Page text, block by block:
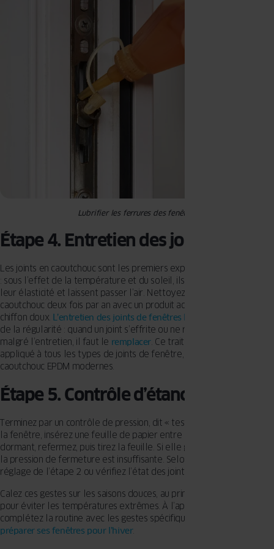
Lubrifier les ferrures des fenêtres
Étape 4. Entretien des joints
Les joints en caoutchouc sont les premiers exposés au vieillissement
: sous l’effet de la température et du soleil, ils durcissent, perdent
leur élasticité et laissent passer l’air. Nettoyez-les puis nourrissez le
caoutchouc deux fois par an avec un produit adapté, appliqué au
chiffon doux. L’entretien des joints de fenêtres PVC
de la régularité : quand un joint s’effrite ou ne reprend plus sa forme
malgré l’entretien, il faut le remplacer. Ce traitement doit être
appliqué à tous les types de joints de fenêtre, y compris les
caoutchouc EPDM modernes.
Étape 5.Contrôle d’étanchéité
Terminez par un contrôle de pression, dit « test du papier » : ouvrez
la fenêtre, insérez une feuille de papier entre l’ouvrant et le
dormant, refermez, puis tirez la feuille. Si elle glisse sans résistance,
la pression de fermeture est insuffisante. Selon le cas, reprenez le
réglage de l’étape 2 ou vérifiez l’état des joints de l’étape 4.
Calez ces gestes sur les saisons douces, au printemps et à l’automne,
pour éviter les températures extrêmes. À l’approche de l’hiver,
complétez la routine avec les gestes spécifiques au froid pour
préparer ses fenêtres pour l’hiver.